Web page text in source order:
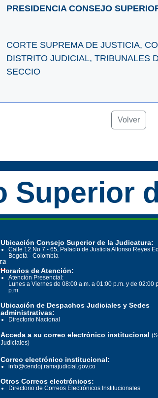
PRESIDENCIA CONSEJO
CORTE SUPREMA DE JUSTICIA,
DISTRITO JUDICIAL, TRIBUNALES
SECCIO
Volver
Superior
Ubicación Consejo Superior de la Judicatura:
Calle 12 No 7 - 65, Palacio de Justicia Alfonso Reyes
Bogotá - Colombia
Horarios de Atención:
Atención Presencial:
Lunes a Viernes de 08:00 a.m. a 01:00 p.m. y de 02:00
p.m.
Ubicación de Despachos Judiciales y Sedes
administrativas:
Directorio Nacional
Acceda a su correo electrónico institucional
Judiciales)
Correo electrónico institucional:
info@cendoj.ramajudicial.gov.co
Otros Correos electrónicos:
Directorio de Correos Electrónicos Institucionales